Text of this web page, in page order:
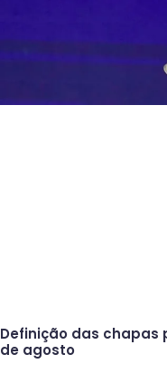
Definição das chapas
de agosto